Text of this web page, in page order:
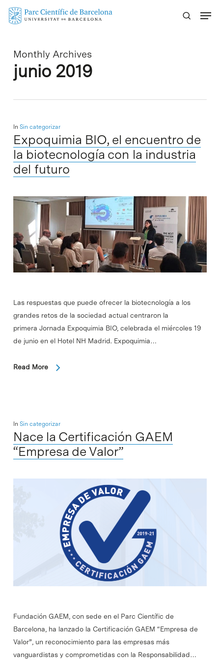
Skip
Monthly Archives
junio 2019
In Sin categorizar
Expoquimia BIO, el encuentro de
la biotecnología con la industria
del futuro
Las respuestas que puede ofrecer la biotecnología a los
grandes retos de la sociedad actual centraron la
primera Jornada Expoquimia BIO, celebrada el miércoles 19
de junio en el Hotel NH Madrid. Expoquimia…
Read More
In Sin categorizar
Nace la Certificación GAEM
“Empresa de Valor”
Fundación GAEM, con sede en el Parc Científic de
Barcelona, ha lanzado la Certificación GAEM “Empresa de
Valor”, un reconocimiento para las empresas más
vanguardistas y comprometidas con la Responsabilidad…